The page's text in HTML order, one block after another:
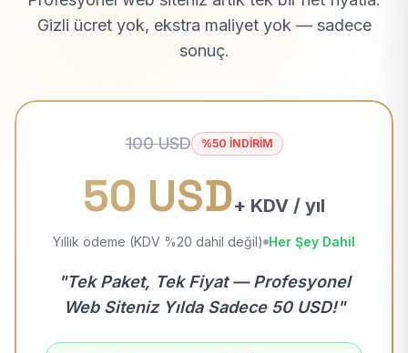
Gizli ücret yok, ekstra maliyet yok — sadece
sonuç.
100 USD %50 İNDİRİM
50 USD+ KDV / yıl
Yıllık ödeme (KDV %20 dahil değil) Her Şey Dahil
"Tek Paket, Tek Fiyat — Profesyonel
Web Siteniz Yılda Sadece 50 USD!"